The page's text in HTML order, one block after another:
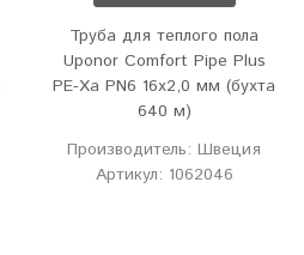
Труба для теплого пола
Uponor Comfort Pipe Plus
PE-Xa PN6 16х2,0 мм (бухта
640 м)
Производитель: Швеция
Артикул: 1062046